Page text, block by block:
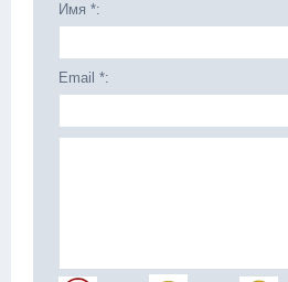
Имя *:
Email *: